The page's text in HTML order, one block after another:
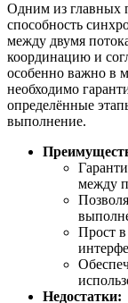
Одним из главных
способность
между двумя
координацию и
особенно важно в
необходимо
определённые
выполнение.
между
Прост в
Недостатки: